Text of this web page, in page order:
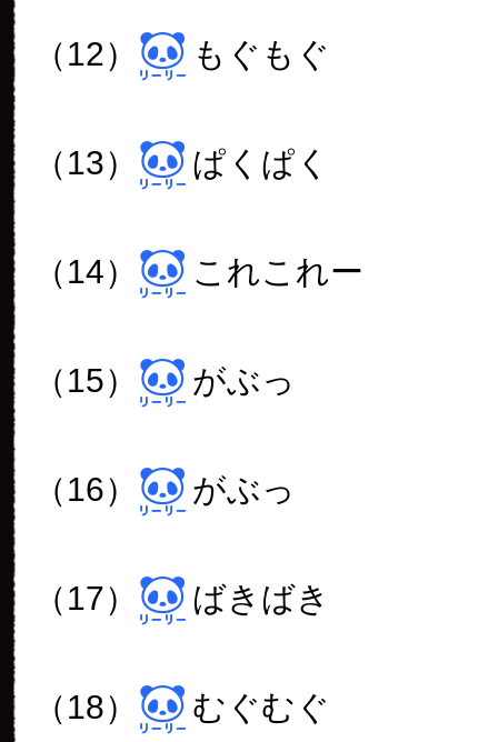
（12） もぐもぐ
（13） ぱくぱく
（14） これこれー
（15） がぶっ
（16） がぶっ
（17） ばきばき
（18） むぐむぐ